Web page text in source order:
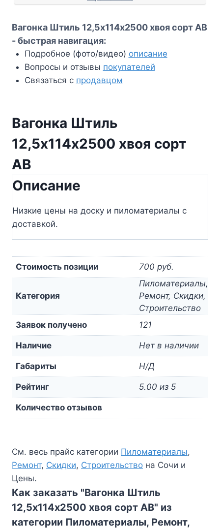
Вагонка Штиль 12,5х114х2500 хвоя сорт АВ
- быстрая навигация:
Подробное (фото/видео) описание
Вопросы и отзывы покупателей
Связаться с продавцом
Вагонка Штиль
12,5х114х2500 хвоя сорт
АВ
Описание
Низкие цены на доску и пиломатериалы с
доставкой.
Стоимость позиции 700 руб.
Категория
Пиломатериалы,
Ремонт, Скидки,
Строительство
Заявок получено
121
Наличие Нет в наличии
Габариты Н/Д
Рейтинг 5.00 из 5
Количество отзывов
См. весь прайс категории Пиломатериалы,
Ремонт, Скидки, Строительство на Сочи и
Цены.
Как заказать "Вагонка Штиль
12,5х114х2500 хвоя сорт АВ" из
категории Пиломатериалы, Ремонт,